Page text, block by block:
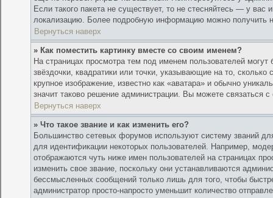
Если такого пакета не существует, то не стесняйтесь — у
локализацию. Более подробную информацию можно получить
Вернуться наверх
» Как поместить картинку вместе со своим именем?
На страницах просмотра тем под именем пользователей
звёздочки, квадратики или точки, указывающие на то,
крупное изображение, известно как «аватара» и обычно
значит таково решение администрации. Вы можете связаться
Вернуться наверх
» Что такое звание и как изменить его?
Большинство сетевых форумов используют систему званий
для идентификации некоторых пользователей. Например,
отображаются чуть ниже имен пользователей на страницах
изменить свое звание, поскольку они устанавливаются
бессмысленных сообщений только лишь для того, чтобы
администратор просто-напросто уменьшит количество